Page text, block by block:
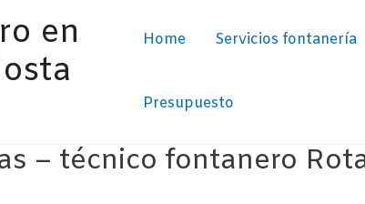
en
Home Servicios fontanería
Presupuesto
– técnico fontanero